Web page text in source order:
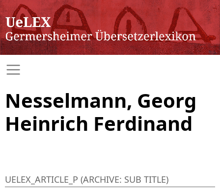
Nesselmann, Georg
Heinrich Ferdinand
UELEX_ARTICLE_P (ARCHIVE: SUB TITLE)